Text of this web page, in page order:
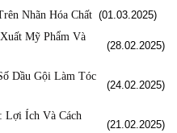
Nhãn Hóa Chất (01.03.2025)
Mỹ Phẩm Và
(28.02.2025)
Dầu Gội Làm Tóc
(24.02.2025)
Lợi Ích Và Cách
(21.02.2025)